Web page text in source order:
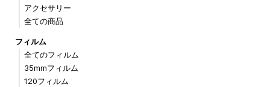
アクセサリー
全ての商品
フィルム
全てのフィルム
35mmフィルム
120フィルム